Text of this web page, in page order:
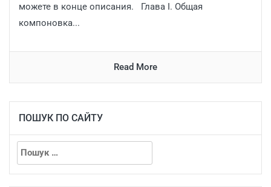
можете в конце описания. Глава I. Общая
компоновка...
Read More
ПОШУК ПО САЙТУ